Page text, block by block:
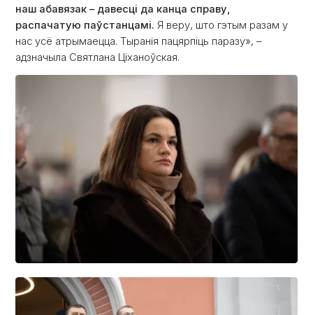
наш абавязак – давесці да канца справу,
распачатую паўстанцамі. Я веру, што гэтым разам у
нас усё атрымаецца. Тыранія пацярпіць паразу», –
адзначыла Святлана Ціханоўская.